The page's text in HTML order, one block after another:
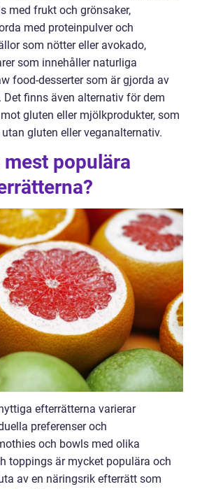
med frukt och grönsaker,
med proteinpulver och
som nötter eller avokado,
som innehåller naturliga
food-desserter som är gjorda av
Det finns även alternativ för dem
gluten eller mjölkprodukter, som
gluten eller veganalternativ.
populära
efterrätterna varierar
preferenser och
och bowls med olika
toppings är mycket populära och
av en näringsrik efterrätt som